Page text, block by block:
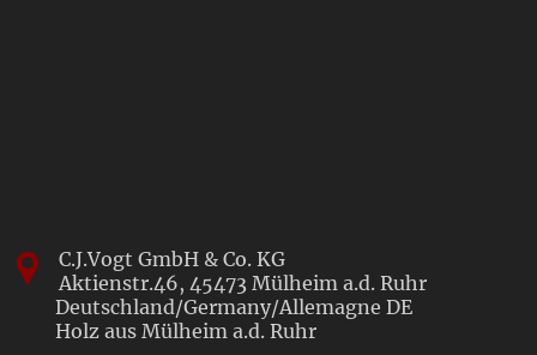
C.J.Vogt GmbH & Co. KG
Aktienstr.46, 45473 Mülheim a.d. Ruhr
Deutschland/Germany/AllemagneDE
Holz aus Mülheim a.d. Ruhr